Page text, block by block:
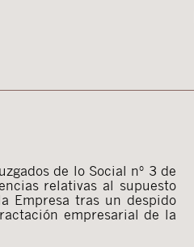
de lo Social nº 3 de
relativas al supuesto
Empresa tras un despido
empresarial de la